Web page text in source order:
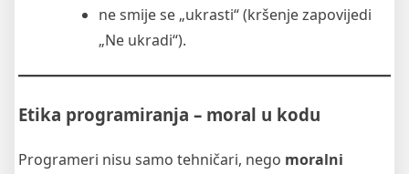
ne smije se „ukrasti“ (kršenje zapovijedi
„Ne ukradi“).
Etika programiranja – moral u kodu
Programeri nisu samo tehničari, nego moralni